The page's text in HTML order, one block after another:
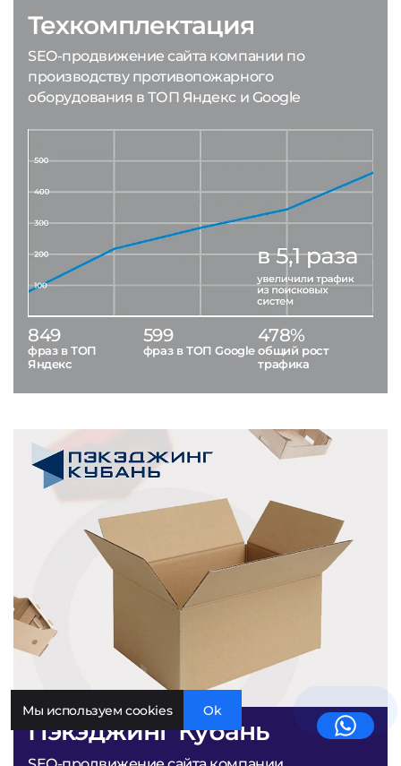
Пэкэджинг Кубань
Техкомплектация
SEO-продвижение сайта компании по
производству противопожарного
оборудования в ТОП Яндекс и Google
849
фраз в ТОП
Яндекс
599
фраз в ТОП Google
478%
общий рост
трафика
Мы используем cookies Ok